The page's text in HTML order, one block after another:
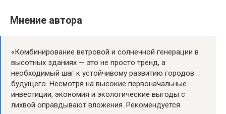
Мнение автора
«Комбинирование ветровой и солнечной генерации в
высотных зданиях — это не просто тренд, а
необходимый шаг к устойчивому развитию городов
будущего. Несмотря на высокие первоначальные
инвестиции, экономия и экологические выгоды с
лихвой оправдывают вложения. Рекомендуется